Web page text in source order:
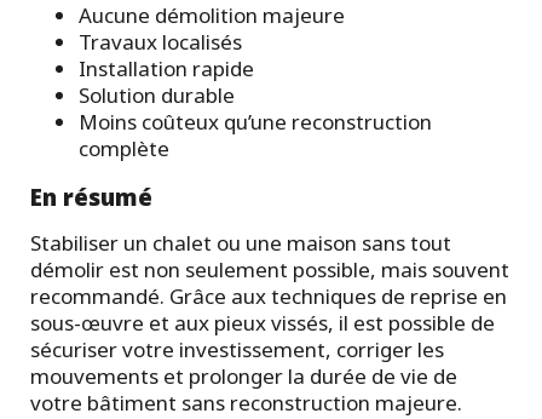
Aucune démolition majeure
Travaux localisés
Installation rapide
Solution durable
Moins coûteux qu’une reconstruction
complète
En résumé
Stabiliser un chalet ou une maison sans tout
démolir est non seulement possible, mais souvent
recommandé. Grâce aux techniques de reprise en
sous-œuvre et aux pieux vissés, il est possible de
sécuriser votre investissement, corriger les
mouvements et prolonger la durée de vie de
votre bâtiment sans reconstruction majeure.